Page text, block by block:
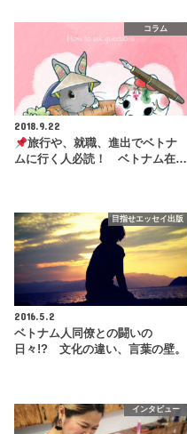
コラム
2018.9.22
旅行や、就職、進出でベトナ
ムに行く人必読！ ベトナム在…
目指せエッセイ出版
2016.5.2
ベトナム人同僚との闘いの
日々!? 文化の違い、言葉の壁。
インタビュー